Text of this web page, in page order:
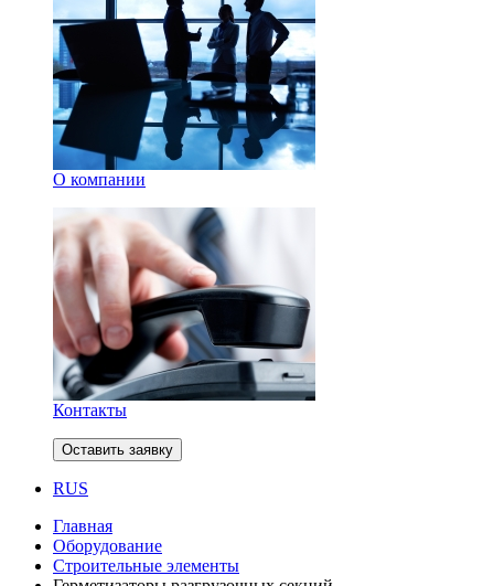
О компании
Контакты
Оставить заявку
RUS
Главная
Оборудование
Строительные элементы